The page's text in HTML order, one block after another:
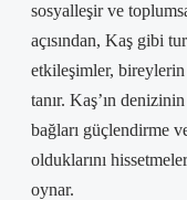
sosyalleşir ve
açısından, Kaş gibi
etkileşimler, bireylerin
tanır. Kaş’ın
bağları güçlendirme
olduklarını
oynar.